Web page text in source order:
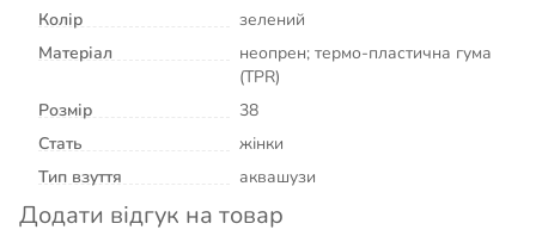
Колір
зелений
Матеріал
неопрен; термо-пластична гума
(TPR)
Розмір
38
Стать
жінки
Тип взуття
аквашузи
Додати відгук на товар